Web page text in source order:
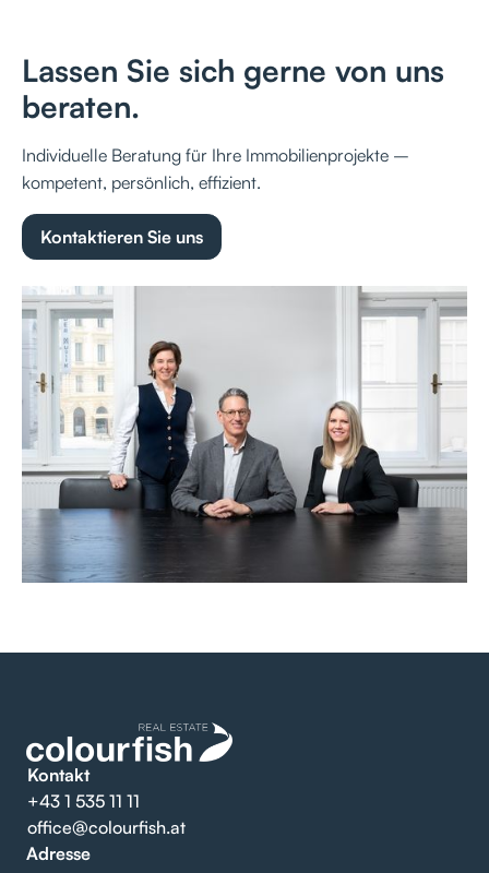
Lassen Sie sich gerne von uns
beraten.
Individuelle Beratung für Ihre Immobilienprojekte –
kompetent, persönlich, effizient.
Kontaktieren Sie uns
Kontakt
+43 1 535 11 11
office@colourfish.at
Adresse